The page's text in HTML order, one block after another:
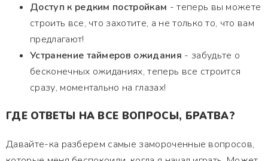
Доступ к редким постройкам - теперь вы можете
строить все, что захотите, а не только то, что вам
предлагают!
Устранение таймеров ожидания - забудьте о
бесконечных ожиданиях, теперь все строится
сразу, моментально на глазах!
ГДЕ ОТВЕТЫ НА ВСЕ ВОПРОСЫ, БРАТВА?
Давайте-ка разберем самые замороченные вопросов,